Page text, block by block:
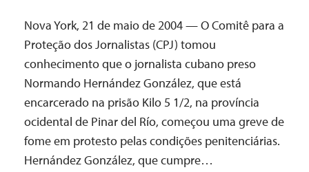
Nova York, 21 de maio de 2004 — O Comitê para a
Proteção dos Jornalistas (CPJ) tomou
conhecimento que o jornalista cubano preso
Normando Hernández González, que está
encarcerado na prisão Kilo 5 1/2, na província
ocidental de Pinar del Río, começou uma greve de
fome em protesto pelas condições penitenciárias.
Hernández González, que cumpre…